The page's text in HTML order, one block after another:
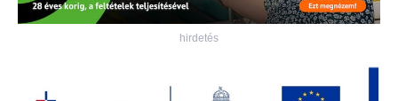
hirdetés